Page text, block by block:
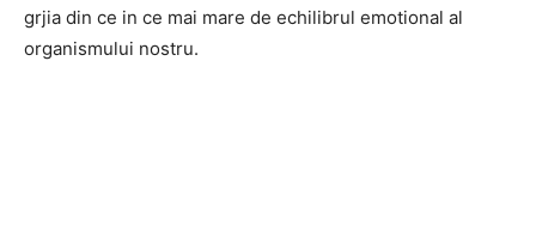
grjia din ce in ce mai mare de echilibrul emotional al
organismului nostru.